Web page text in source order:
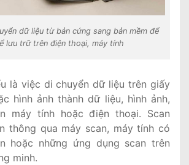
dữ liệu từ bản cứng sang bản mềm để
lưu trữ trên điện thoại, máy tính
là việc di chuyển dữ liệu trên giấy
hình ảnh thành dữ liệu, hình ảnh,
máy tính hoặc điện thoại. Scan
thông qua máy scan, máy tính có
hoặc những ứng dụng scan trên
minh.